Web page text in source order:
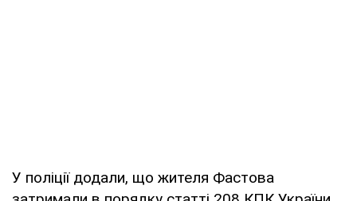
У поліції додали, що жителя Фастова